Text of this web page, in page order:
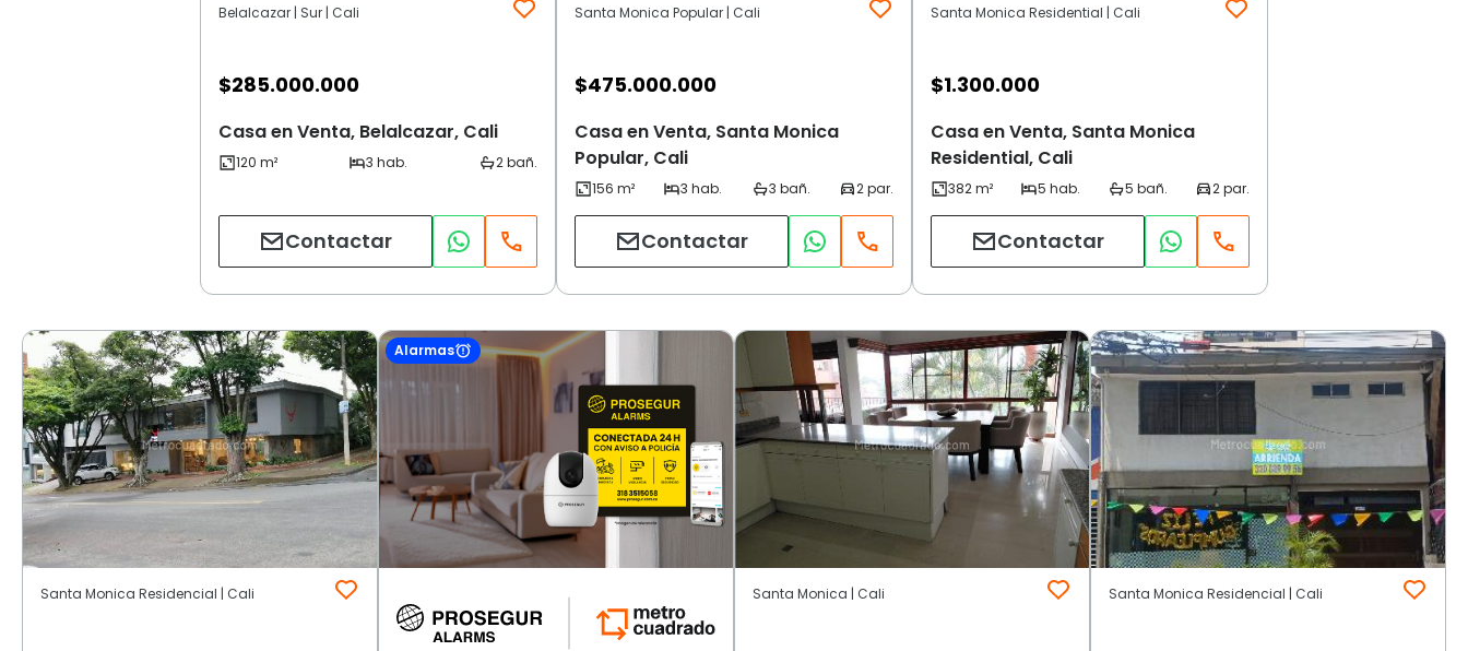
Belalcazar | Sur | Cali
$285.000.000
Casa en Venta, Belalcazar, Cali
Contactar
Santa Monica Popular | Cali
$475.000.000
Casa en Venta, Santa Monica
Popular, Cali
Contactar
Santa Monica Residential | Cali
$1.300.000
Casa en Venta, Santa Monica
Residential, Cali
Contactar
Santa Monica Residencial | Cali
Alarmas
Santa Monica | Cali Santa Monica Residencial | Cali